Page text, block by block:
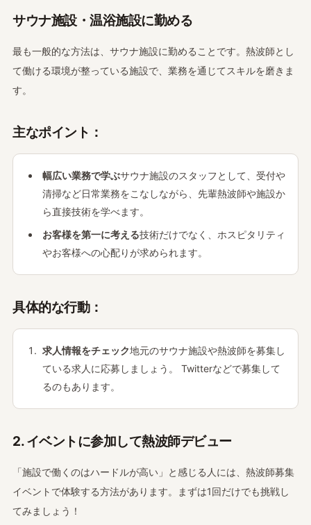
サウナ施設・温浴施設に勤める
最も一般的な方法は、サウナ施設に勤めることです。熱波師とし
て働ける環境が整っている施設で、業務を通じてスキルを磨きま
す。
主なポイント：
幅広い業務で学ぶサウナ施設のスタッフとして、受付や
清掃など日常業務をこなしながら、先輩熱波師や施設か
ら直接技術を学べます。
お客様を第一に考える技術だけでなく、ホスピタリティ
やお客様への心配りが求められます。
具体的な行動：
求人情報をチェック地元のサウナ施設や熱波師を募集し
ている求人に応募しましょう。 Twitterなどで募集して
るのもあります。
2. イベントに参加して熱波師デビュー
「施設で働くのはハードルが高い」と感じる人には、熱波師募集
イベントで体験する方法があります。まずは1回だけでも挑戦し
てみましょう！